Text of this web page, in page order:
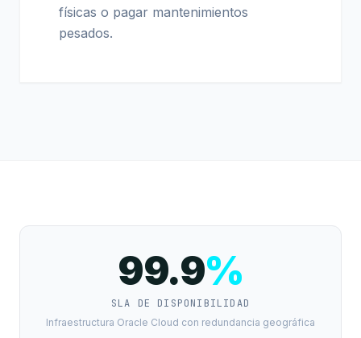
físicas o pagar mantenimientos
pesados.
99.9%
SLA DE DISPONIBILIDAD
Infraestructura Oracle Cloud con redundancia geográfica